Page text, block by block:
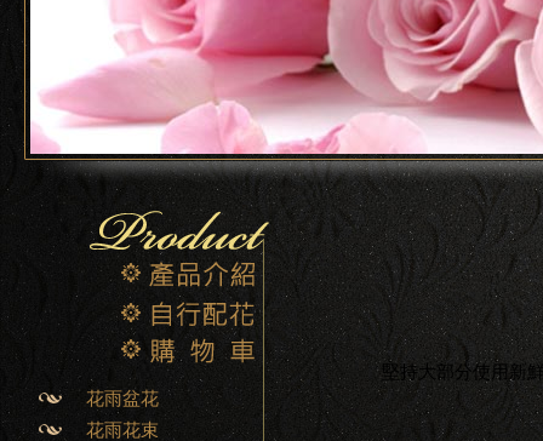
花雨盆花
花雨花束
堅持大部分使用新